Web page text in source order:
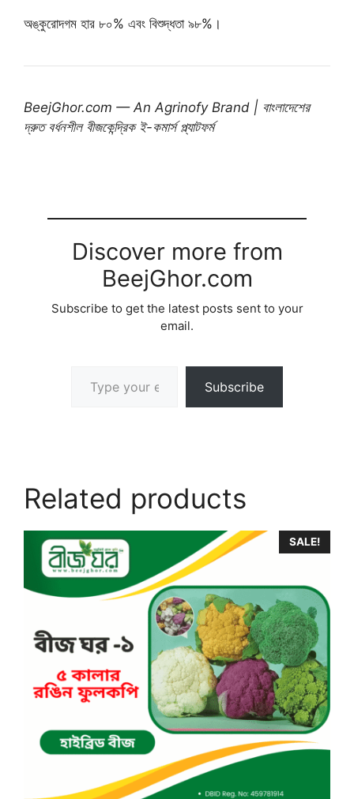
অঙ্কুরোদগম হার ৮০% এবং বিশুদ্ধতা ৯৮%।
BeejGhor.com — An Agrinofy Brand | বাংলাদেশের
দ্রুত বর্ধনশীল বীজকেন্দ্রিক ই-কমার্স প্ল্যাটফর্ম
Discover more from
BeejGhor.com
Subscribe to get the latest posts sent to your
email.
Subscribe
Related products
SALE!